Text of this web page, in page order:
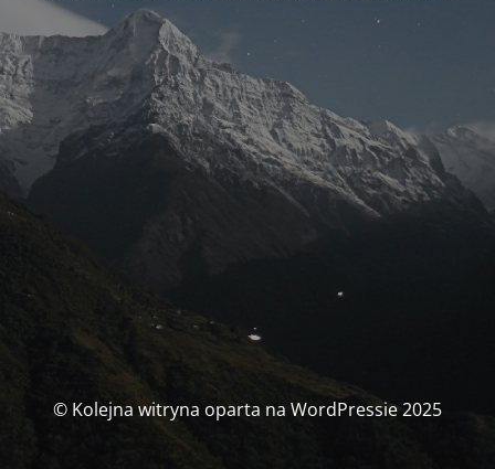
© Kolejna witryna oparta na WordPressie 2025